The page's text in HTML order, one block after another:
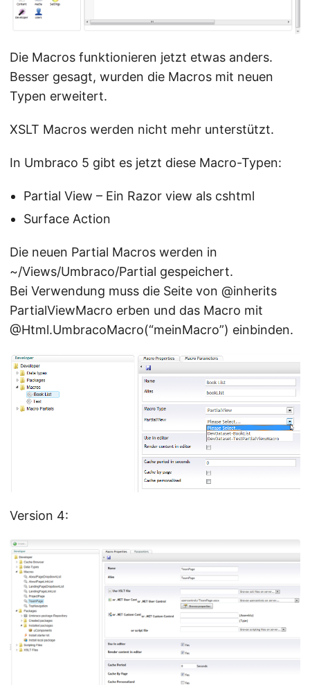
Die Macros funktionieren jetzt etwas anders.
Besser gesagt, wurden die Macros mit neuen
Typen erweitert.
XSLT Macros werden nicht mehr unterstützt.
In Umbraco 5 gibt es jetzt diese Macro-Typen:
Partial View – Ein Razor view als cshtml
Surface Action
Die neuen Partial Macros werden in
~/Views/Umbraco/Partial gespeichert.
Bei Verwendung muss die Seite von @inherits
PartialViewMacro erben und das Macro mit
@Html.UmbracoMacro(“meinMacro”) einbinden.
Version 4: